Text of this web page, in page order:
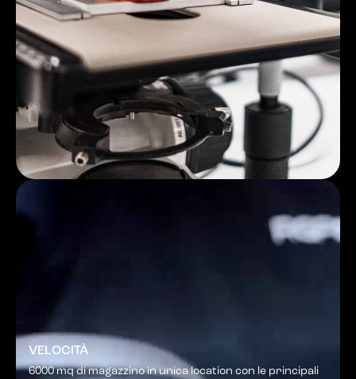
VELOCITÀ
6000 mq di magazzino in unica location con le principali